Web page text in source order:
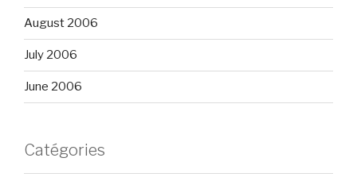
August 2006
July 2006
June 2006
Catégories